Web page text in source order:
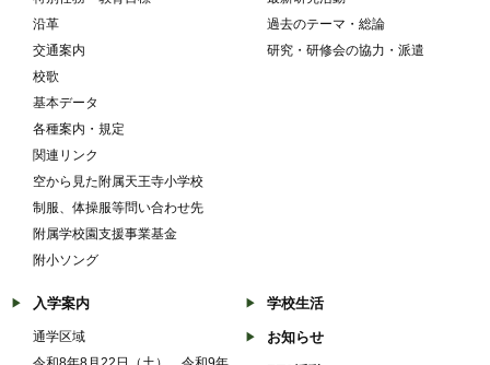
沿革
交通案内
校歌
基本データ
各種案内・規定
関連リンク
空から見た附属天王寺小学校
制服、体操服等問い合わせ先
附属学校園支援事業基金
附小ソング
過去のテーマ・総論
研究・研修会の協力・派遣
入学案内
通学区域
学校生活
お知らせ